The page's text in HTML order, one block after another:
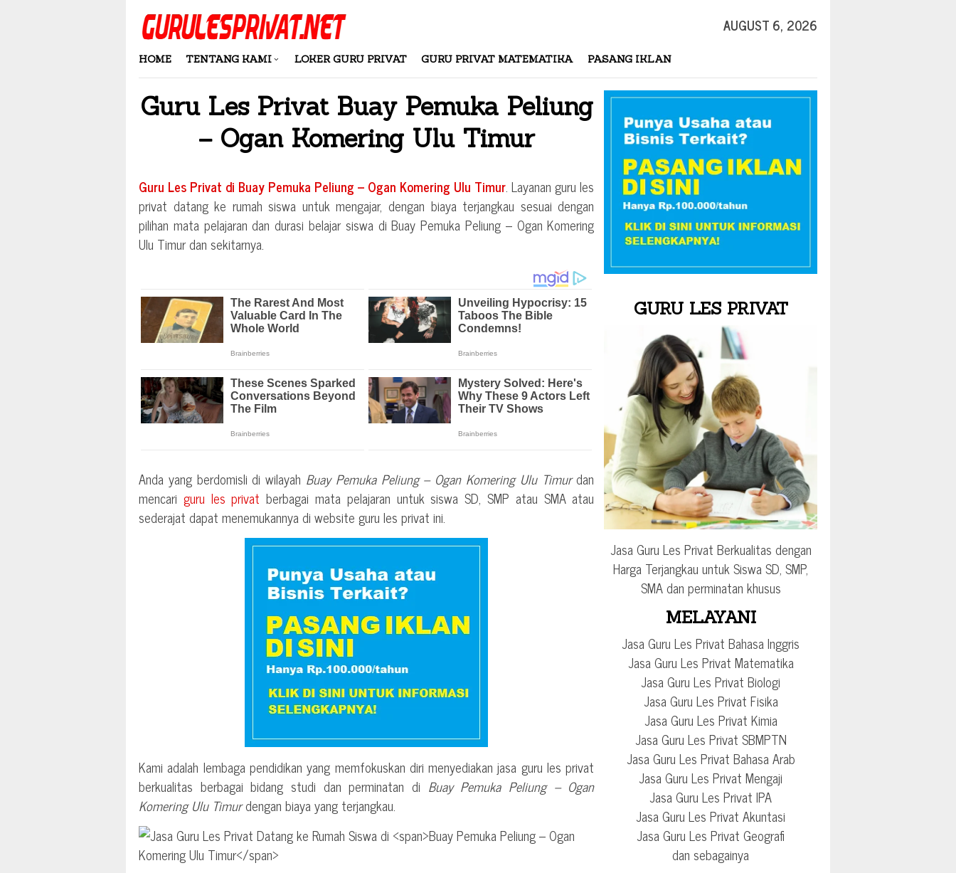
Skip
AUGUST 6, 2026
HOME TENTANG KAMI LOKER GURU PRIVAT GURU PRIVAT MATEMATIKA PASANG IKLAN
Guru Les Privat Buay Pemuka Peliung
– Ogan Komering Ulu Timur
Guru Les Privat di Buay Pemuka Peliung – Ogan Komering Ulu Timur. Layanan guru les
privat datang ke rumah siswa untuk mengajar, dengan biaya terjangkau sesuai dengan
pilihan mata pelajaran dan durasi belajar siswa diBuay Pemuka Peliung – Ogan Komering
Ulu Timurdan sekitarnya.
Anda yang berdomisli di wilayah Buay Pemuka Peliung – Ogan Komering Ulu Timurdan
mencari guru les privat berbagai mata pelajaran untuk siswa SD, SMP atau SMA atau
sederajat dapat menemukannya di website guru les privat ini.
Kami adalah lembaga pendidikan yang memfokuskan diri menyediakan jasa guru les privat
berkualitas berbagai bidang studi dan perminatan di Buay Pemuka Peliung – Ogan
Komering Ulu Timurdengan biaya yang terjangkau.
GURU LES PRIVAT
Jasa Guru Les Privat Berkualitas dengan
Harga Terjangkau untuk Siswa SD, SMP,
SMA dan perminatan khusus
MELAYANI
Jasa Guru Les Privat Bahasa Inggris
Jasa Guru Les Privat Matematika
Jasa Guru Les Privat Biologi
Jasa Guru Les Privat Fisika
Jasa Guru Les Privat Kimia
Jasa Guru Les Privat SBMPTN
Jasa Guru Les Privat Bahasa Arab
Jasa Guru Les Privat Mengaji
Jasa Guru Les Privat IPA
Jasa Guru Les Privat Akuntasi
Jasa Guru Les Privat Geografi
dan sebagainya